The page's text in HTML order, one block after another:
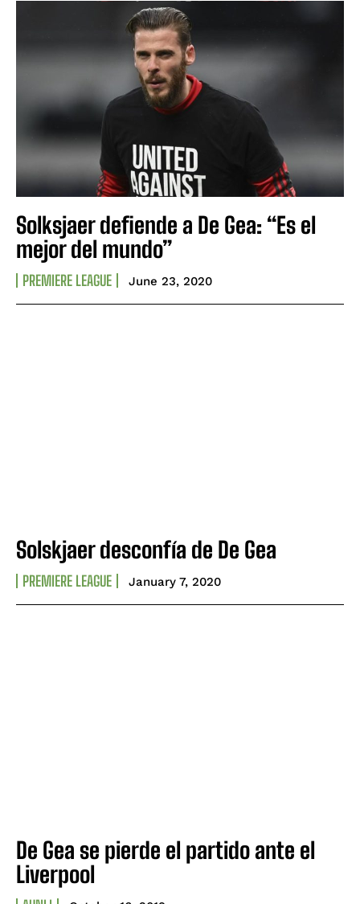
Solksjaer defiende a De Gea: “Es el
mejor del mundo”
PREMIERE LEAGUE June 23, 2020
Solskjaer desconfía de De Gea
PREMIERE LEAGUE January 7, 2020
De Gea se pierde el partido ante el
Liverpool